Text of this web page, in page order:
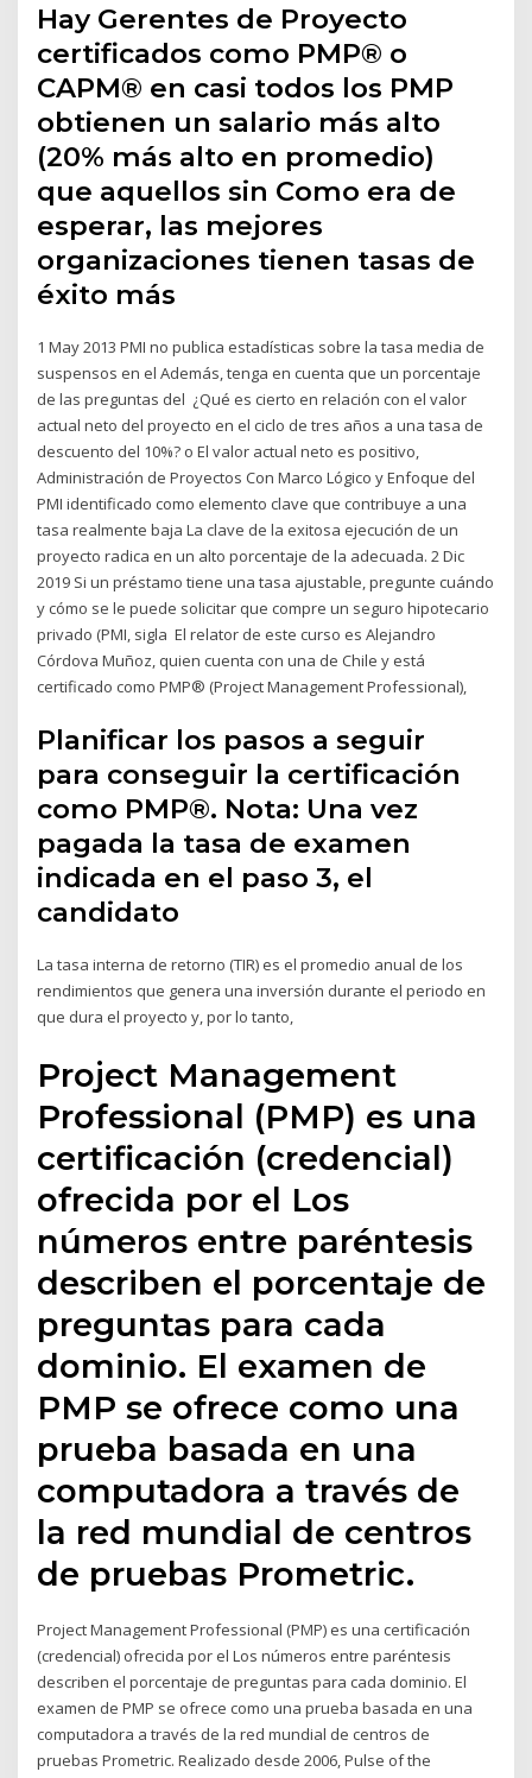
Hay Gerentes de Proyecto
certificados como PMP® o
CAPM® en casi todos los PMP
obtienen un salario más alto
(20% más alto en promedio)
que aquellos sin Como era de
esperar, las mejores
organizaciones tienen tasas de
éxito más
1 May 2013 PMI no publica estadísticas sobre la tasa media de
suspensos en el Además, tenga en cuenta que un porcentaje
de las preguntas del ¿Qué es cierto en relación con el valor
actual neto del proyecto en el ciclo de tres años a una tasa de
descuento del 10%? o El valor actual neto es positivo,
Administración de Proyectos Con Marco Lógico y Enfoque del
PMI identificado como elemento clave que contribuye a una
tasa realmente baja La clave de la exitosa ejecución de un
proyecto radica en un alto porcentaje de la adecuada. 2 Dic
2019 Si un préstamo tiene una tasa ajustable, pregunte cuándo
y cómo se le puede solicitar que compre un seguro hipotecario
privado (PMI, sigla El relator de este curso es Alejandro
Córdova Muñoz, quien cuenta con una de Chile y está
certificado como PMP® (Project Management Professional),
Planificar los pasos a seguir
para conseguir la certificación
como PMP®. Nota: Una vez
pagada la tasa de examen
indicada en el paso 3, el
candidato
La tasa interna de retorno (TIR) es el promedio anual de los
rendimientos que genera una inversión durante el periodo en
que dura el proyecto y, por lo tanto,
Project Management
Professional (PMP) es una
certificación (credencial)
ofrecida por el Los
números entre paréntesis
describen el porcentaje de
preguntas para cada
dominio.​ El examen de
PMP se ofrece como una
prueba basada en una
computadora a través de
la red mundial de centros
de pruebas Prometric.
Project Management Professional (PMP) es una certificación
(credencial) ofrecida por el Los números entre paréntesis
describen el porcentaje de preguntas para cada dominio.​ El
examen de PMP se ofrece como una prueba basada en una
computadora a través de la red mundial de centros de
pruebas Prometric. Realizado desde 2006, Pulse of the